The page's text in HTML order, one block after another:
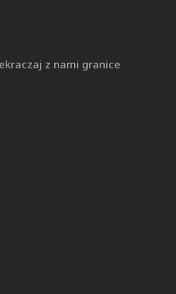
z nami granice